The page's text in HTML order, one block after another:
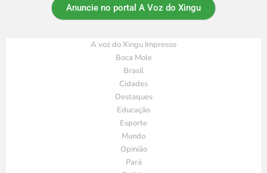
Anuncie no portal A Voz do Xingu
A voz do Xingu Impresso
Boca Mole
Brasil
Cidades
Destaques
Educação
Esporte
Mundo
Opinião
Pará